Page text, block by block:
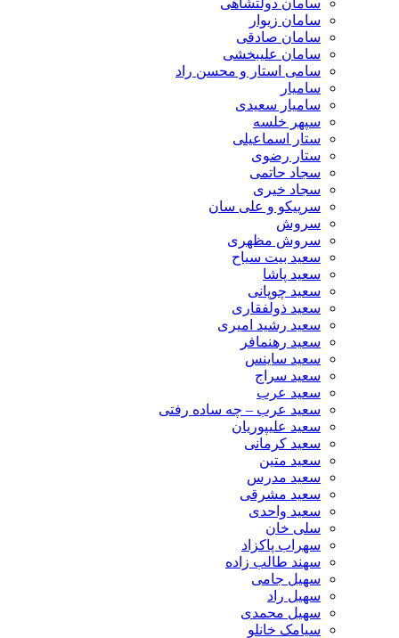
سامان زیوار
سامان صادقی
سامان علیبخشی
سامی استار و محسن راد
سامیار
سامیار سعیدی
سپهر خلسه
ستار اسماعیلی
ستار رضوی
سجاد حاتمی
سجاد خیری
سرپیکو و علی سان
سروش
سروش مظهری
سعید بیت سیاح
سعید پاشا
سعید چوپانی
سعید ذولفقاری
سعید رشید امیری
سعید رهنمافر
سعید ساینس
سعید سراج
سعید عرب
سعید عرب – چه ساده رفتی
سعید علیپوریان
سعید کرمانی
سعید متین
سعید مدرس
سعید مشرقی
سعید واحدی
سلی خان
سهراب پاکزاد
سهند طالب زاده
سهیل جامی
سهیل راد
سهیل محمدی
سیامک خانلو